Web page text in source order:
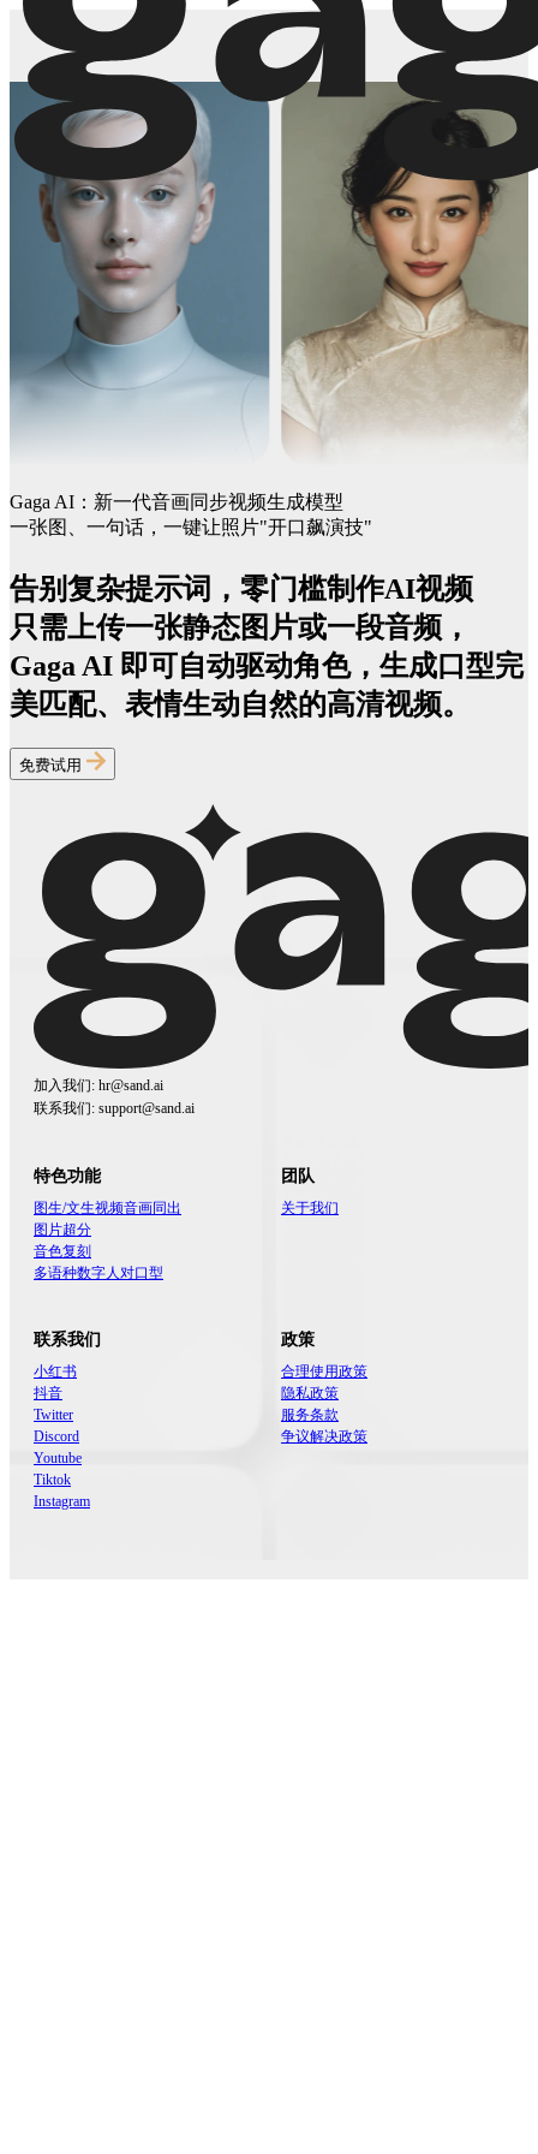
Gaga AI：新一代音画同步视频生成模型
一张图、一句话，一键让照片"开口飙演技"
告别复杂提示词，零门槛制作AI视频
只需上传一张静态图片或一段音频，
Gaga AI 即可自动驱动角色，生成口型完
美匹配、表情生动自然的高清视频。
免费试用​
加入我们​: hr@sand.ai
联系我们​: support@sand.ai
特色功能
图生/文生视频音画同出
图片超分
音色复刻
多语种数字人对口型
团队​
关于我们​
联系我们​
小红书
抖音
Twitter
Discord
Youtube
Tiktok
Instagram
政策​
合理使用政策​
隐私政策​
服务条款​
争议解决政策​